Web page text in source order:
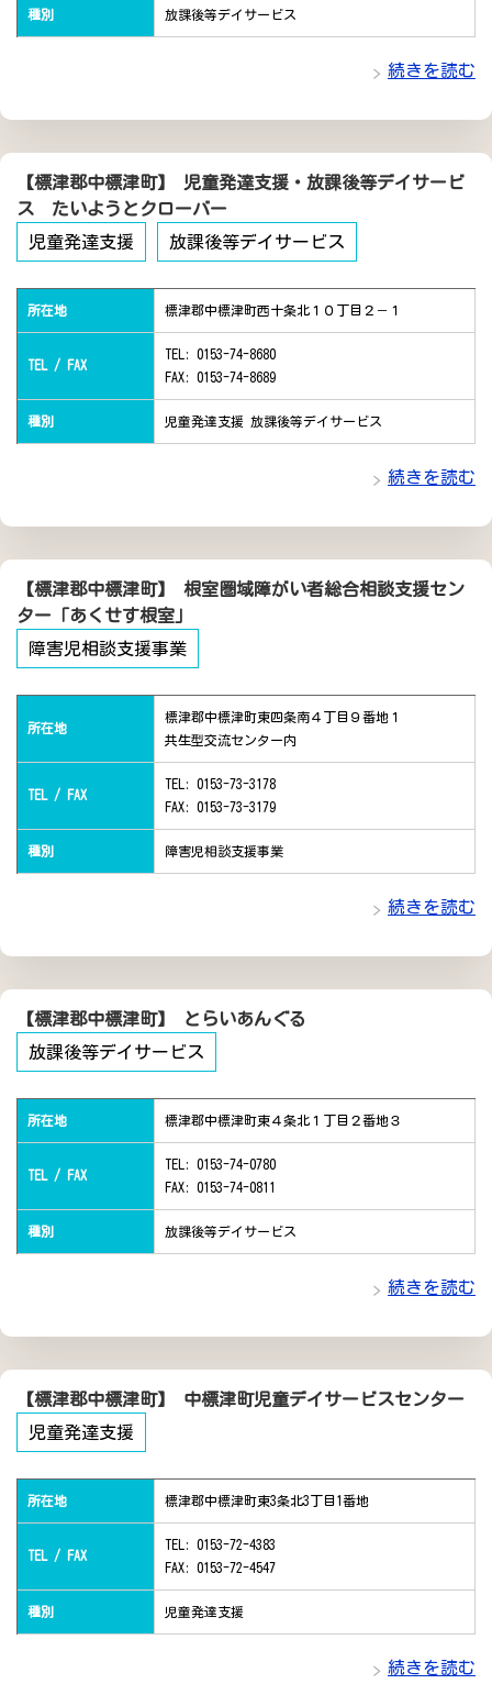
種別 放課後等デイサービス
続きを読む
【標津郡中標津町】 児童発達支援・放課後等デイサービ
ス たいようとクローバー
児童発達支援
放課後等デイサービス
所在地 標津郡中標津町西十条北１０丁目２－１
TEL / FAX
TEL: 0153-74-8680
FAX: 0153-74-8689
種別 児童発達支援 放課後等デイサービス
続きを読む
【標津郡中標津町】 根室圏域障がい者総合相談支援セン
ター「あくせす根室」
障害児相談支援事業
所在地
標津郡中標津町東四条南４丁目９番地１
共生型交流センター内
TEL / FAX
TEL: 0153-73-3178
FAX: 0153-73-3179
種別 障害児相談支援事業
続きを読む
【標津郡中標津町】 とらいあんぐる
放課後等デイサービス
所在地 標津郡中標津町東４条北１丁目２番地３
TEL / FAX
TEL: 0153-74-0780
FAX: 0153-74-0811
種別 放課後等デイサービス
続きを読む
【標津郡中標津町】 中標津町児童デイサービスセンター
児童発達支援
所在地 標津郡中標津町東3条北3丁目1番地
TEL / FAX
TEL: 0153-72-4383
FAX: 0153-72-4547
種別 児童発達支援
続きを読む